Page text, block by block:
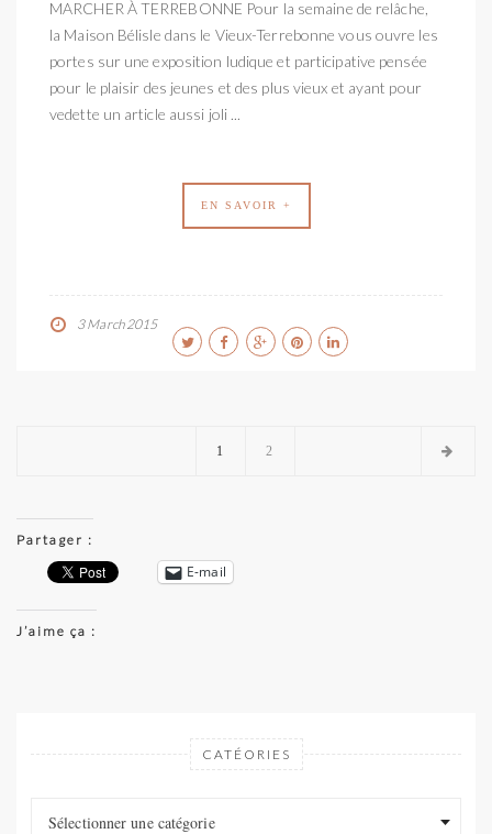
MARCHER À TERREBONNE Pour la semaine de relâche,
la Maison Bélisle dans le Vieux-Terrebonne vous ouvre les
portes sur une exposition ludique et participative pensée
pour le plaisir des jeunes et des plus vieux et ayant pour
vedette un article aussi joli ...
EN SAVOIR +
3 March 2015
1 2
Partager :
E-mail
J’aime ça :
CATÉORIES
Sélectionner une catégorie